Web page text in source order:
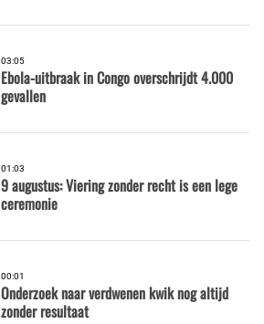
03:05
Ebola-uitbraak in Congo overschrijdt 4.000
gevallen
01:03
9 augustus: Viering zonder recht is een lege
ceremonie
00:01
Onderzoek naar verdwenen kwik nog altijd
zonder resultaat